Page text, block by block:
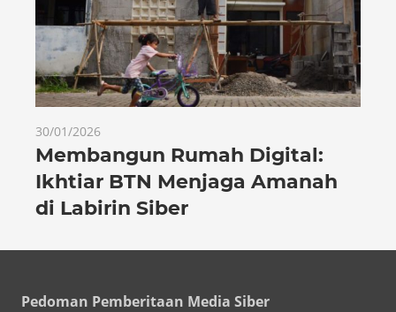
30/01/2026
Membangun Rumah Digital:
Ikhtiar BTN Menjaga Amanah
di Labirin Siber
Pedoman Pemberitaan Media Siber